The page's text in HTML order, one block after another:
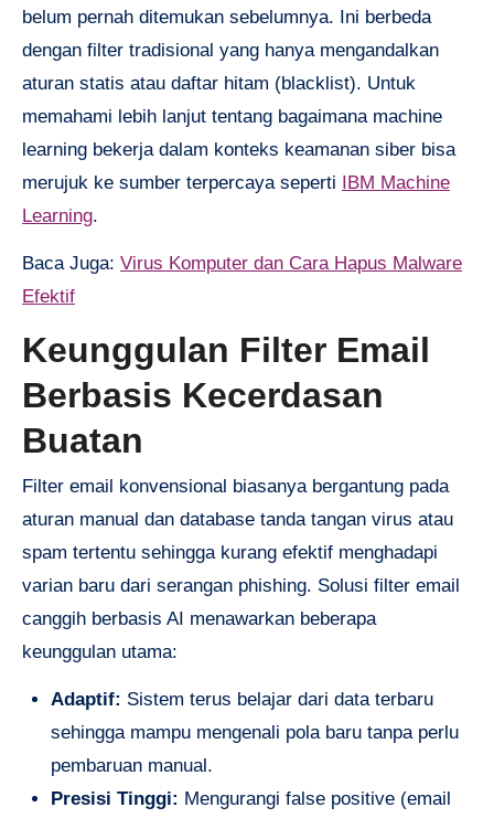
belum pernah ditemukan sebelumnya. Ini berbeda
dengan filter tradisional yang hanya mengandalkan
aturan statis atau daftar hitam (blacklist). Untuk
memahami lebih lanjut tentang bagaimana machine
learning bekerja dalam konteks keamanan siber bisa
merujuk ke sumber terpercaya seperti IBM Machine
Learning.
Baca Juga: Virus Komputer dan Cara Hapus Malware
Efektif
Keunggulan Filter Email
Berbasis Kecerdasan
Buatan
Filter email konvensional biasanya bergantung pada
aturan manual dan database tanda tangan virus atau
spam tertentu sehingga kurang efektif menghadapi
varian baru dari serangan phishing. Solusi filter email
canggih berbasis AI menawarkan beberapa
keunggulan utama:
Adaptif: Sistem terus belajar dari data terbaru
sehingga mampu mengenali pola baru tanpa perlu
pembaruan manual.
Presisi Tinggi: Mengurangi false positive (email